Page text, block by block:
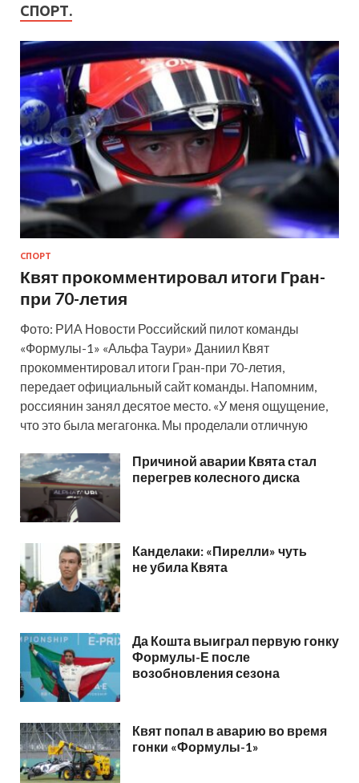
СПОРТ.
СПОРТ
Квят прокомментировал итоги Гран-
при 70-летия
Фото: РИА Новости Российский пилот команды
«Формулы-1» «Альфа Таури» Даниил Квят
прокомментировал итоги Гран-при 70-летия,
передает официальный сайт команды. Напомним,
россиянин занял десятое место. «У меня ощущение,
что это была мегагонка. Мы проделали отличную
Причиной аварии Квята стал
перегрев колесного диска
Канделаки: «Пирелли» чуть
не убила Квята
Да Кошта выиграл первую гонку
Формулы-Е после
возобновления сезона
Квят попал в аварию во время
гонки «Формулы-1»